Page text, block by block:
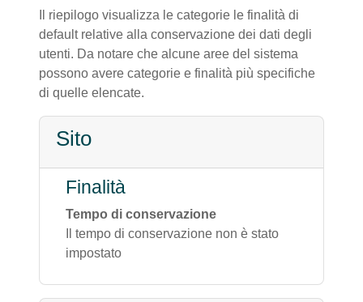
Il riepilogo visualizza le categorie le finalità di
default relative alla conservazione dei dati degli
utenti. Da notare che alcune aree del sistema
possono avere categorie e finalità più specifiche
di quelle elencate.
Sito
Finalità
Tempo di conservazione
Il tempo di conservazione non è stato
impostato